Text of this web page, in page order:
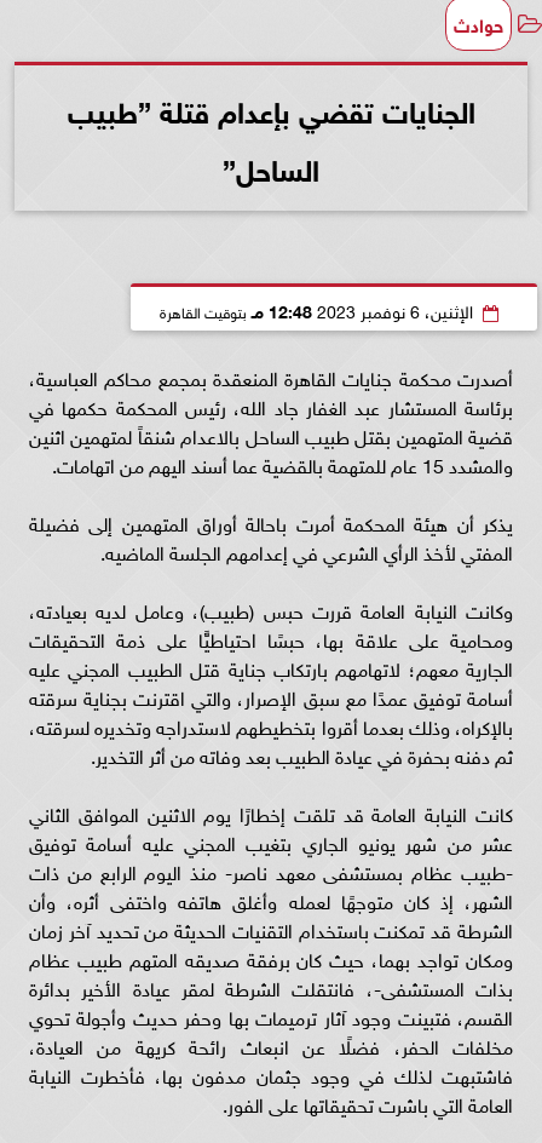
حوادث
الجنايات تقضي بإعدام قتلة ”طبيب
الساحل”
الإثنين، 6 نوفمبر 2023 12:48 مـ بتوقيت القاهرة
أصدرت محكمة جنايات القاهرة المنعقدة بمجمع محاكم العباسية،
برئاسة المستشار عبد الغفار جاد الله، رئيس المحكمة حكمها في
قضية المتهمين بقتل طبيب الساحل بالاعدام شنقاً لمتهمين اثنين
والمشدد 15 عام للمتهمة بالقضية عما أسند اليهم من اتهامات.
يذكر أن هيئة المحكمة أمرت باحالة أوراق المتهمين إلى فضيلة
المفتي لأخذ الرأي الشرعي في إعدامهم الجلسة الماضيه.
وكانت النيابة العامة قررت حبس (طبيب)، وعامل لديه بعيادته،
ومحامية على علاقة بها، حبسًا احتياطيًّا على ذمة التحقيقات
الجارية معهم؛ لاتهامهم بارتكاب جناية قتل الطبيب المجني عليه
أسامة توفيق عمدًا مع سبق الإصرار، والتي اقترنت بجناية سرقته
بالإكراه، وذلك بعدما أقروا بتخطيطهم لاستدراجه وتخديره لسرقته،
ثم دفنه بحفرة في عيادة الطبيب بعد وفاته من أثر التخدير.
كانت النيابة العامة قد تلقت إخطارًا يوم الاثنين الموافق الثاني
عشر من شهر يونيو الجاري بتغيب المجني عليه أسامة توفيق
-طبيب عظام بمستشفى معهد ناصر- منذ اليوم الرابع من ذات
الشهر، إذ كان متوجهًا لعمله وأغلق هاتفه واختفى أثره، وأن
الشرطة قد تمكنت باستخدام التقنيات الحديثة من تحديد آخر زمان
ومكان تواجد بهما، حيث كان برفقة صديقه المتهم طبيب عظام
بذات المستشفى-، فانتقلت الشرطة لمقر عيادة الأخير بدائرة
القسم، فتبينت وجود آثار ترميمات بها وحفر حديث وأجولة تحوي
مخلفات الحفر، فضلًا عن انبعاث رائحة كريهة من العيادة،
فاشتبهت لذلك في وجود جثمان مدفون بها، فأخطرت النيابة
العامة التي باشرت تحقيقاتها على الفور.